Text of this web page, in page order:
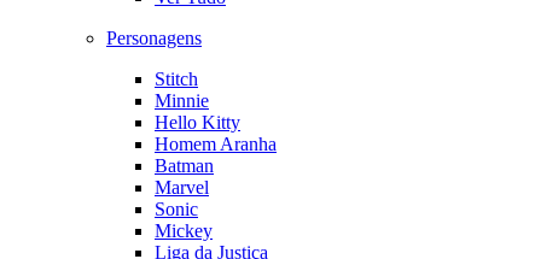
Personagens
Stitch
Minnie
Hello Kitty
Homem Aranha
Batman
Marvel
Sonic
Mickey
Liga da Justiça